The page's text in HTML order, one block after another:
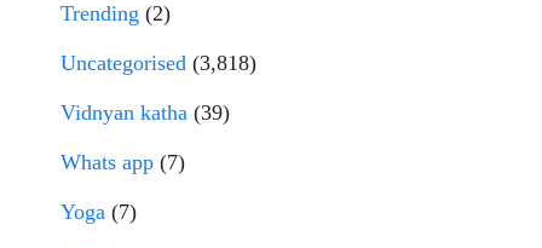
Trending (2)
Uncategorised (3,818)
Vidnyan katha (39)
Whats app (7)
Yoga (7)